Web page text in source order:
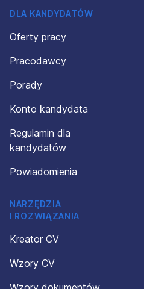
DLA KANDYDATÓW
Oferty pracy
Pracodawcy
Porady
Konto kandydata
Regulamin dla
kandydatów
Powiadomienia
NARZĘDZIA
I ROZWIĄZANIA
Kreator CV
Wzory CV